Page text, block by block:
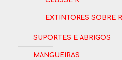
Extintores Sobre
Suportes e Abrigos
Mangueiras